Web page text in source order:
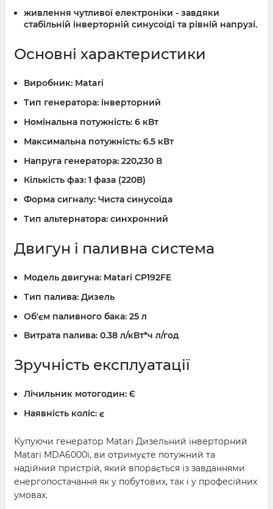
живлення чутливої електроніки - завдяки
стабільній інверторній синусоїді та рівній напрузі.
Основні характеристики
Виробник: Matari
Тип генератора: інверторний
Номінальна потужність: 6 кВт
Максимальна потужність: 6.5 кВт
Напруга генератора: 220,230 В
Кількість фаз: 1 фаза (220В)
Форма сигналу: Чиста синусоїда
Тип альтернатора: синхронний
Двигун і паливна система
Модель двигуна: Matari CP192FE
Тип палива: Дизель
Об'єм паливного бака: 25 л
Витрата палива: 0.38 л/кВт*ч л/год
Зручність експлуатації
Лічильник мотогодин: Є
Наявність коліс: є
Купуючи генератор Matari Дизельний інверторний
Matari MDA6000i, ви отримуєте потужний та
надійний пристрій, який впорається із завданнями
енергопостачання як у побутових, так і у професійних
умовах.